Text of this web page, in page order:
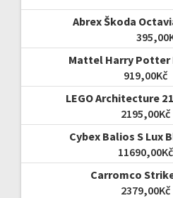
Abrex Škoda
395,00
Mattel Harry Potter
919,00Kč
LEGO Architecture
2195,00Kč
Cybex Balios S Lux
11690,00Kč
Carromco
2379,00Kč